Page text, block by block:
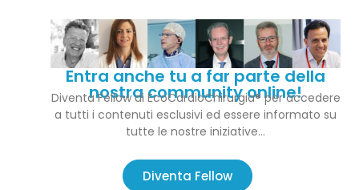
Entra anche tu a far parte della
nostra community online!
Diventa Fellow di EcoCardioChirurgia® per accedere
a tutti i contenuti esclusivi ed essere informato su
tutte le nostre iniziative…
Diventa Fellow